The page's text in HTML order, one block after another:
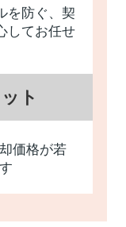
を防ぐ、契
してお任せ
ト
価格が若